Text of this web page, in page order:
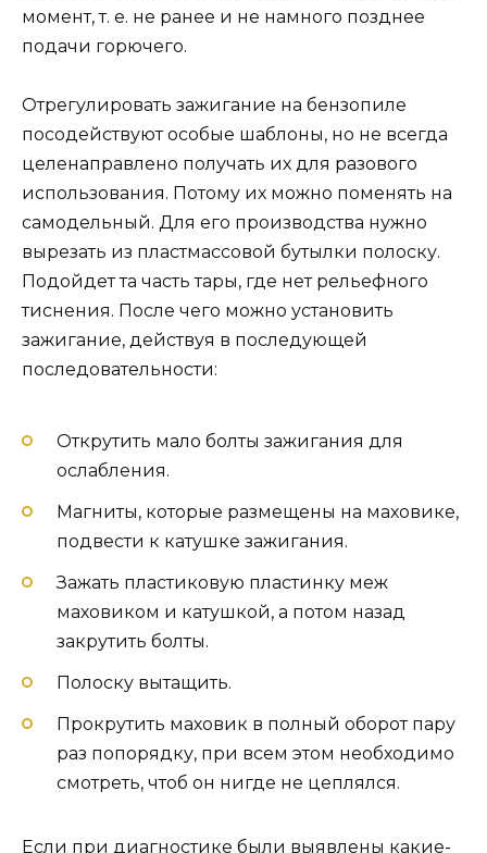
момент, т. е. не ранее и не намного позднее
подачи горючего.
Отрегулировать зажигание на бензопиле
посодействуют особые шаблоны, но не всегда
целенаправлено получать их для разового
использования. Потому их можно поменять на
самодельный. Для его производства нужно
вырезать из пластмассовой бутылки полоску.
Подойдет та часть тары, где нет рельефного
тиснения. После чего можно установить
зажигание, действуя в последующей
последовательности:
Открутить мало болты зажигания для
ослабления.
Магниты, которые размещены на маховике,
подвести к катушке зажигания.
Зажать пластиковую пластинку меж
маховиком и катушкой, а потом назад
закрутить болты.
Полоску вытащить.
Прокрутить маховик в полный оборот пару
раз попорядку, при всем этом необходимо
смотреть, чтоб он нигде не цеплялся.
Если при диагностике были выявлены какие-